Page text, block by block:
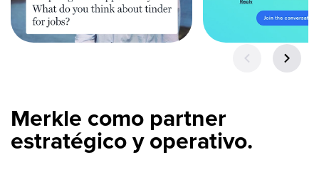
Merkle como partner
estratégico y operativo.